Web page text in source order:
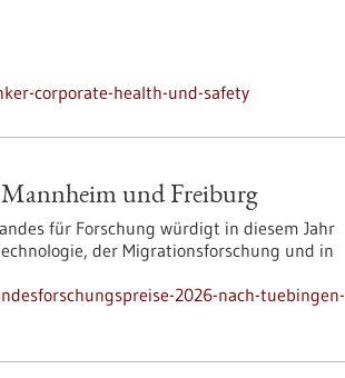
corporate-health-und-safety
Mannheim und Freiburg
für Forschung würdigt in diesem Jahr
der Migrationsforschung und in
2026-nach-tuebingen-